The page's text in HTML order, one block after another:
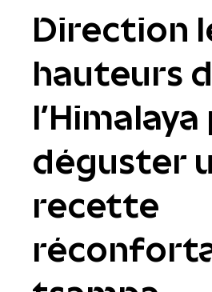
Direction
hauteurs
l’Himalaya
déguster
recette